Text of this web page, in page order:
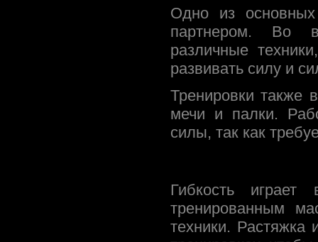
Одно из
партнером. Во
различные
развивать силу и
Тренировки также
мечи и палки.
силы, так как
Гибкость
тренированным
техники. Растяжка